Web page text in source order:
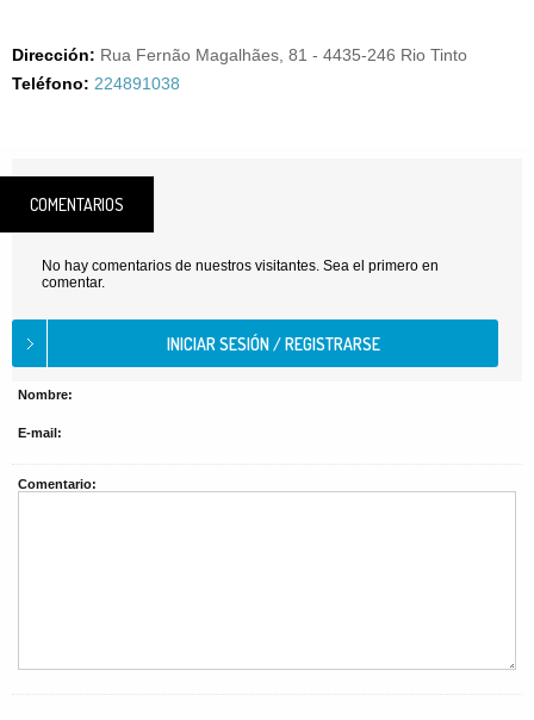
Dirección: Rua Fernão Magalhães, 81 - 4435-246 Rio Tinto
Teléfono: 224891038
COMENTARIOS
No hay comentarios de nuestros visitantes. Sea el primero en
comentar.
Nombre:
E-mail:
Comentario: